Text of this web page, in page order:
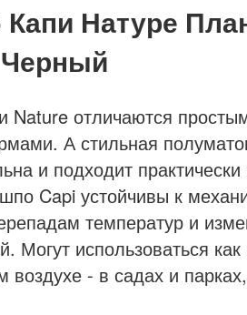
Натуре
Nature отличаются
А стильная
и подходит
Capi устойчивы к
температур и
Могут использоваться
воздухе - в садах и